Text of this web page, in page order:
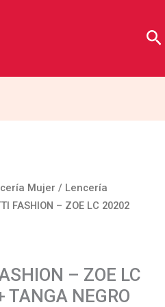
Mujer / Lencería
FASHION – ZOE LC 20202
– ZOE LC
TANGA NEGRO